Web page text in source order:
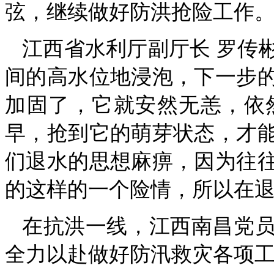
弦，继续做好防洪抢险工作
江西省水利厅副厅长 罗传
间的高水位地浸泡，下一步
加固了，它就安然无恙，
早，抢到它的萌芽状态，才
们退水的思想麻痹，因为往
的这样的一个险情，所以在
在抗洪一线，江西南昌党
全力以赴做好防汛救灾各项